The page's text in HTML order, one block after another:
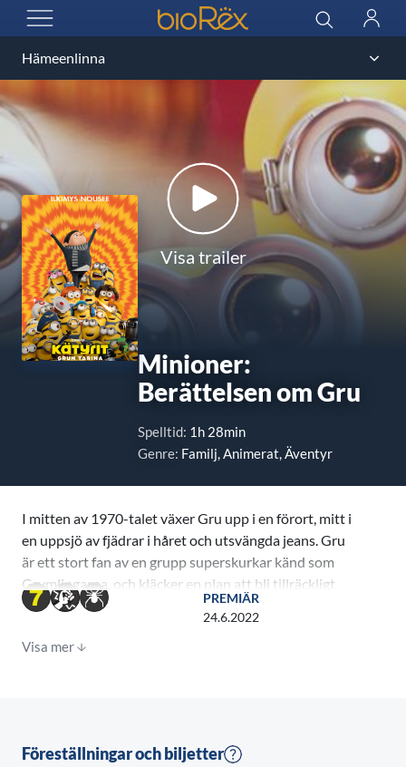
ÖPPNA MENYN
BioRex Cinemas Sök
Logga
Visa trailer
Minioner:
Berättelsen om Gru
Spelltid: 1h 28min
Genre: Familj, Animerat, Äventyr
I mitten av 1970-talet växer Gru upp i en förort, mitt i
en uppsjö av fjädrar i håret och utsvängda jeans. Gru
är ett stort fan av en grupp superskurkar känd som
Grymlingarna, och kläcker en plan att bli tillräckligt
ond för att gå med i gruppen. Lyckligtvis får han en
viss kaosartad backup från sina lojala följare,
Minionerna. Kevin, Stuart, Bob och Otto – en ny
och försöker lyckas med deras första uppdrag. När
PREMIÄR
24.6.2022
Visa mer
Föreställningar och biljetter